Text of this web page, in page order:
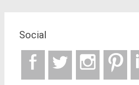
Social